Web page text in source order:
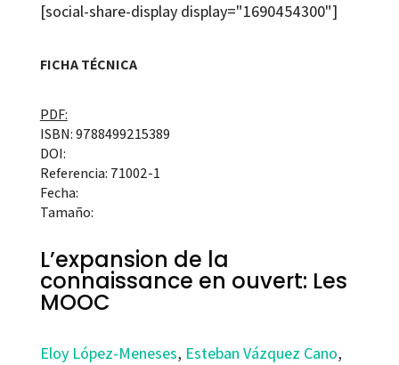
[social-share-display display="1690454300"]
FICHA TÉCNICA
PDF:
ISBN: 9788499215389
DOI:
Referencia: 71002-1
Fecha:
Tamaño:
L’expansion de la
connaissance en ouvert: Les
MOOC
Eloy López-Meneses, Esteban Vázquez Cano,